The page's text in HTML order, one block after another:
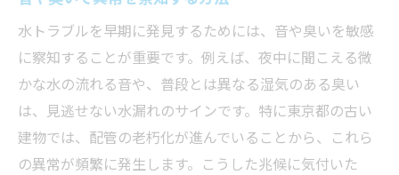
水トラブルを早期に発見するためには、音や臭いを敏感
に察知することが重要です。例えば、夜中に聞こえる微
かな水の流れる音や、普段とは異なる湿気のある臭い
は、見逃せない水漏れのサインです。特に東京都の古い
建物では、配管の老朽化が進んでいることから、これら
の異常が頻繁に発生します。こうした兆候に気付いた